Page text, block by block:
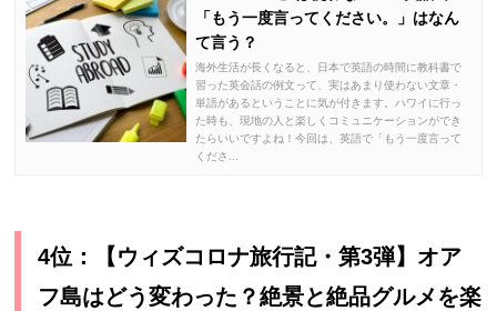
「もう一度言ってください。」はなん
て言う？
海外生活が長くなると、日本で英語の時間に教科書で
習った英会話の例文って、実はあまり使わない文章・
単語があるということに気が付きます。ハワイに行っ
た時も、現地の人と楽しくコミュニケーションができ
たらいいですよね！今回は、英語で「もう一度言って
くださ...
4位：【ウィズコロナ旅行記・第3弾】オア
フ島はどう変わった？絶景と絶品グルメを楽